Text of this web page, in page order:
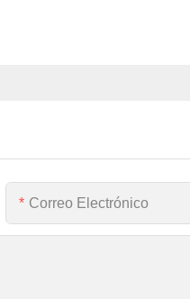
Correo Electrónico